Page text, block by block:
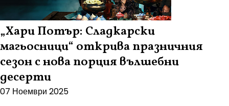
„Хари Потър: Сладкарски
магьосници“ открива празничния
сезон с нова порция вълшебни
десерти
07 Ноември 2025